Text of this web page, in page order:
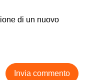
di un nuovo